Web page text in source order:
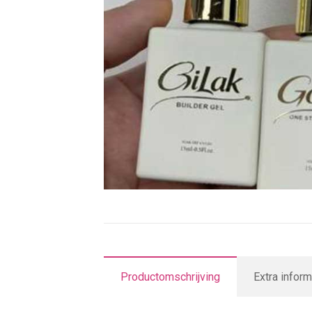
Productomschrijving Extra